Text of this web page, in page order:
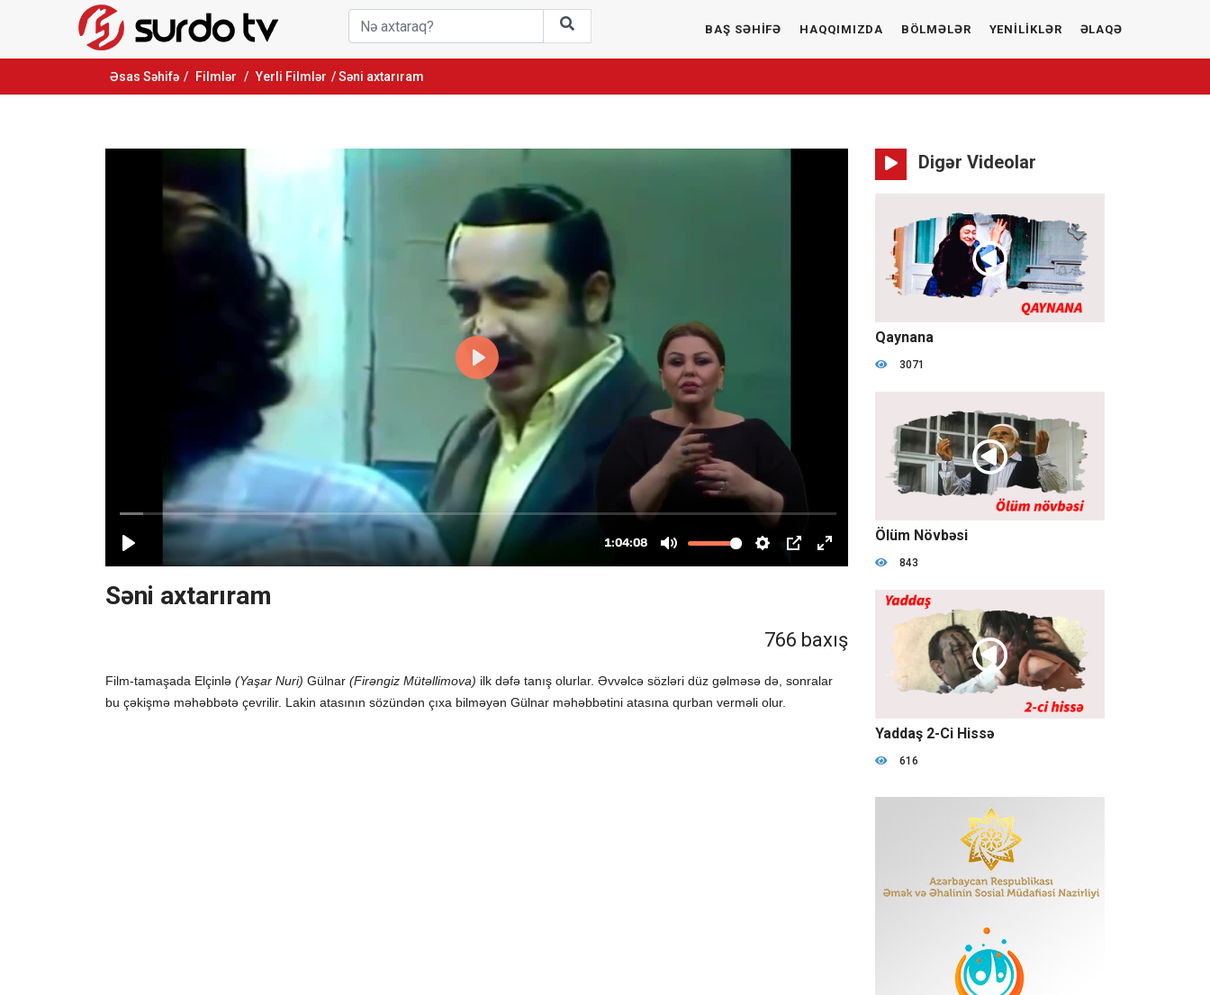
BAŞ SƏHİFƏ HAQQIMIZDA BÖLMƏLƏR YENİLİKLƏR ƏLAQƏ
Əsas Səhifə / Filmlər / Yerli Filmlər / Səni axtarıram
Səni axtarıram
766 baxış
Film-tamaşada Elçinlə (Yaşar Nuri) Gülnar (Firəngiz Mütəllimova) ilk dəfə tanış olurlar. Əvvəlcə sözləri düz gəlməsə də, sonralar
bu çəkişmə məhəbbətə çevrilir. Lakin atasının sözündən çıxa bilməyən Gülnar məhəbbətini atasına qurban verməli olur.
Digər Videolar
Qaynana
3071
01:15:44
Ölüm Növbəsi
843
49:13
Yaddaş 2-Ci Hissə
616